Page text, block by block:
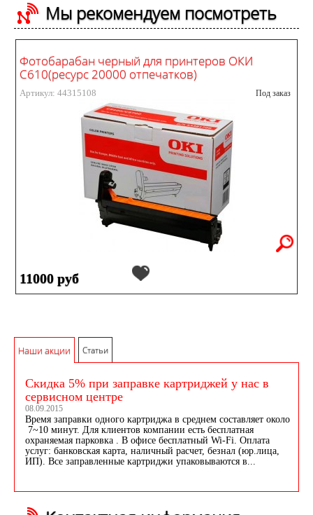
Мы рекомендуем посмотреть
Фотобарабан черный для принтеров ОКИ
С610(ресурс 20000 отпечатков)
Артикул: 44315108 Под заказ
11000 руб
Наши акции
Скидка 5% при заправке картриджей у нас в
сервисном центре
08.09.2015
Время заправки одного картриджа в среднем составляет около
7~10 минут. Для клиентов компании есть бесплатная
охраняемая парковка . В офисе бесплатный Wi-Fi. Оплата
услуг: банковская карта, наличный расчет, безнал (юр.лица,
ИП). Все заправленные картриджи упаковываются в...
Статьи